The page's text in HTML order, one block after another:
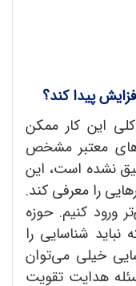
پیدا کند؟
این کار ممکن
معتبر مشخص
نشده است، این
را معرفی کند.
ورود کنیم. حوزه
شناسایی را
خیلی می‌توان
هدایت تقویت